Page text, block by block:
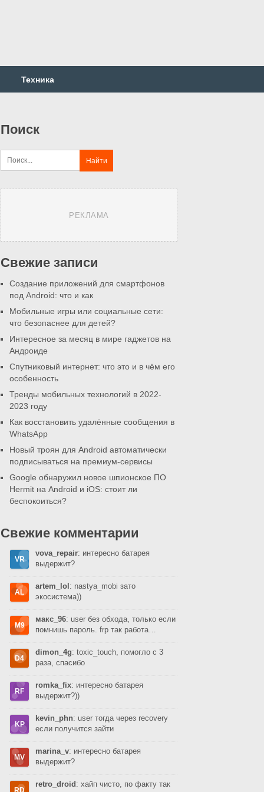
Техника
Поиск
РЕКЛАМА
Свежие записи
Создание приложений для смартфонов
под Android: что и как
Мобильные игры или социальные сети:
что безопаснее для детей?
Интересное за месяц в мире гаджетов на
Андроиде
Спутниковый интернет: что это и в чём его
особенность
Тренды мобильных технологий в 2022-
2023 году
Как восстановить удалённые сообщения в
WhatsApp
Новый троян для Android автоматически
подписываться на премиум-сервисы
Google обнаружил новое шпионское ПО
Hermit на Android и iOS: стоит ли
беспокоиться?
Свежие комментарии
vova_repair: интересно батарея
выдержит?
artem_lol : nastya_mobi зато
экосистема))
макс_96: user без обхода, только если
помнишь пароль. frp так работа…
dimon_4g: toxic_touch, помогло с 3
раза, спасибо
romka_fix: интересно батарея
выдержит?))
kevin_phn: user тогда через recovery
если получится зайти
marina_v: интересно батарея
выдержит?
retro_droid : хайп чисто, по факту так